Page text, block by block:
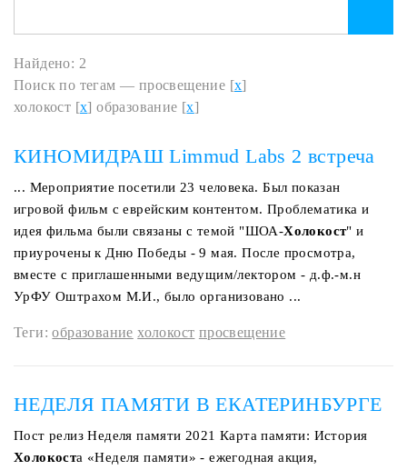
Найдено: 2
Поиск по тегам — просвещение [x]
холокост [x] образование [x]
КИНОМИДРАШ Limmud Labs 2 встреча
... Мероприятие посетили 23 человека. Был показан
игровой фильм с еврейским контентом. Проблематика и
идея фильма были связаны с темой "ШОА-Холокост" и
приурочены к Дню Победы - 9 мая. После просмотра,
вместе с приглашенными ведущим/лектором - д.ф.-м.н
УрФУ Оштрахом М.И., было организовано ...
Теги:образование холокост просвещение
НЕДЕЛЯ ПАМЯТИ В ЕКАТЕРИНБУРГЕ
Пост релиз Неделя памяти 2021 Карта памяти: История
Холокоста «Неделя памяти» - ежегодная акция,